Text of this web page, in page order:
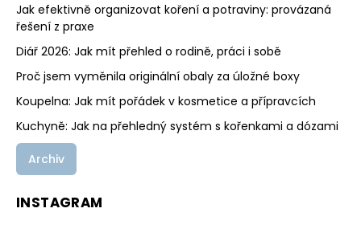
Jak efektivně organizovat koření a potraviny: provázaná
řešení z praxe
Diář 2026: Jak mít přehled o rodině, práci i sobě
Proč jsem vyměnila originální obaly za úložné boxy
Koupelna: Jak mít pořádek v kosmetice a přípravcích
Kuchyně: Jak na přehledný systém s kořenkami a dózami
Archiv
INSTAGRAM